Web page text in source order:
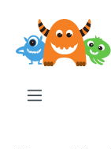
springen